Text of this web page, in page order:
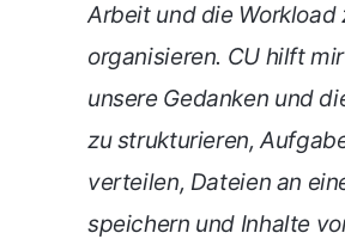
Arbeit und die Workload
organisieren. CU hilft
unsere Gedanken und
zu strukturieren,
verteilen, Dateien an
speichern und Inhalte